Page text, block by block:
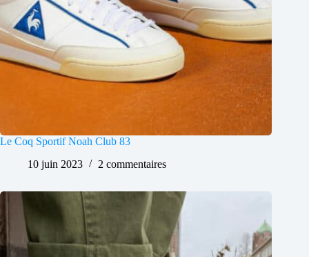
Le Coq Sportif Noah Club 83
10 juin 2023
2 commentaires